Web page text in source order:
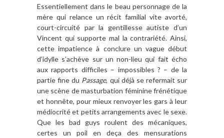
Essentiellement dans le beau personnage de la
mère qui relance un récit familial vite avorté,
court-circuité par la gentillesse autiste d’un
Vincent qui supporte mal la contrariété. Ainsi,
cette impatience à conclure un vague début
d’idylle s’achève sur un non-lieu qui fait écho
aux rapports difficiles – impossibles ? – de la
partie fine du Passage, qui déjà se refermait sur
une scène de masturbation féminine frénétique
et honnête, pour mieux renvoyer les gars à leur
médiocrité et petits arrangements avec le sexe.
Que les bad guys roulent des mécaniques,
certes un poil en deça des mensurations